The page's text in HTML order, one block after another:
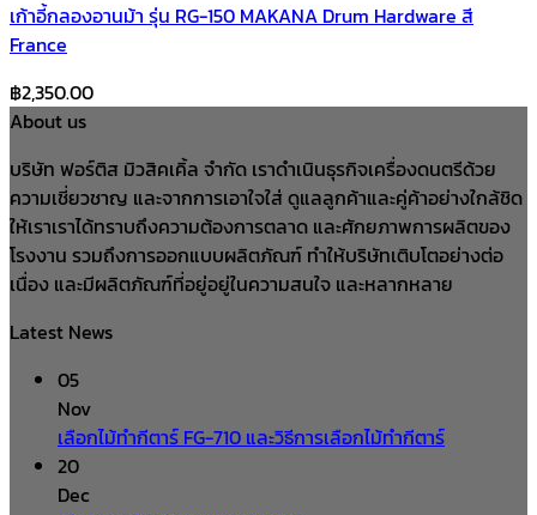
เก้าอี้กลองอานม้า รุ่น RG-150 MAKANA Drum Hardware สี
France
฿2,350.00
About us
บริษัท ฟอร์ติส มิวสิคเคิ้ล จำกัด เราดำเนินธุรกิจเครื่องดนตรีด้วย
ความเชี่ยวชาญ และจากการเอาใจใส่ ดูแลลูกค้าและคู่ค้าอย่างใกล้ชิด
ให้เราเราได้ทราบถึงความต้องการตลาด และศักยภาพการผลิตของ
โรงงาน รวมถึงการออกแบบผลิตภัณฑ์ ทำให้บริษัทเติบโตอย่างต่อ
เนื่อง และมีผลิตภัณฑ์ที่อยู่อยู่ในความสนใจ และหลากหลาย
Latest News
05
Nov
เลือกไม้ทำกีตาร์ FG-710 และวิธีการเลือกไม้ทำกีตาร์
20
Dec